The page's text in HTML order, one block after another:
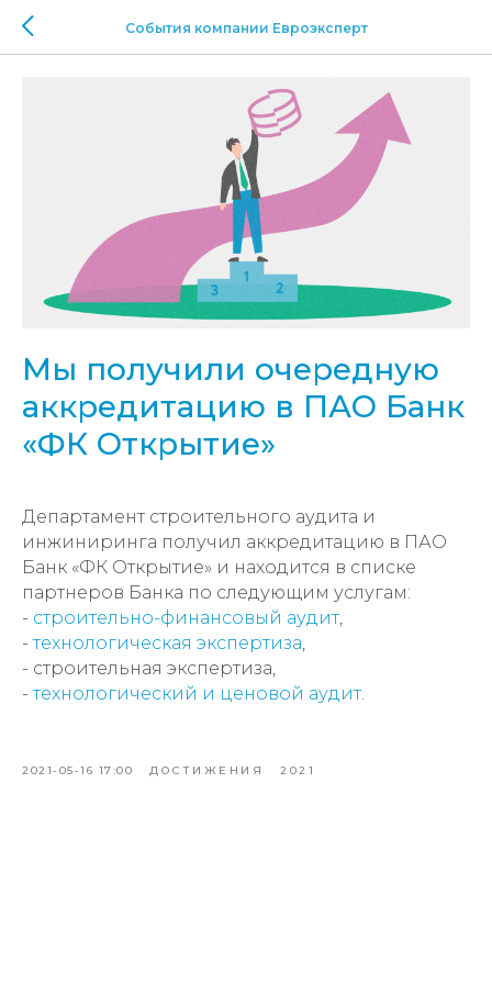
События компании Евроэксперт
Мы получили очередную
аккредитацию в ПАО Банк
«ФК Открытие»
Департамент строительного аудита и
инжиниринга получил аккредитацию в ПАО
Банк «ФК Открытие» и находится в списке
партнеров Банка по следующим услугам:
- строительно-финансовый аудит,
-технологическая экспертиза,
- строительная экспертиза,
-технологический и ценовой аудит.
2021-05-16 17:00 ДОСТИЖЕНИЯ 2021